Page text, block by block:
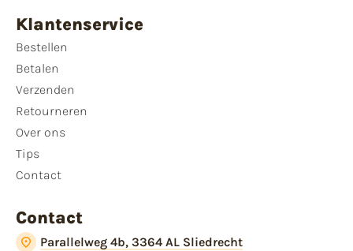
Klantenservice
Bestellen
Betalen
Verzenden
Retourneren
Over ons
Tips
Contact
Contact
Parallelweg 4b, 3364 AL Sliedrecht